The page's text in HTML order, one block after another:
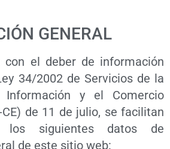
GENERAL
con el deber de información
34/2002 de Servicios de la
y el Comercio
CE) de 11 de julio, se facilitan
los siguientes datos de
de este sitio web: